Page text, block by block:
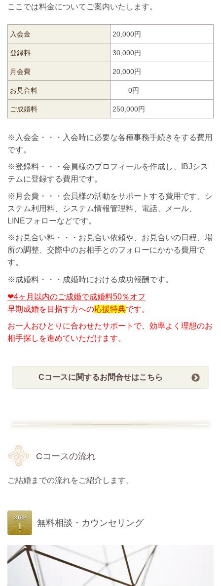
ここでは料金についてご案内いたします。
入会金 20,000円
登録料 30,000円
月会費 20,000円
お見合料 0円
ご成婚料 250,000円
※入会金・・・入会時に必要な各種事務手続きをする費用
です。
※登録料・・・会員様のプロフィールを作成し、IBJシス
テムに登録する費用です。
※月会費・・・会員様の活動をサポートする費用です。シ
ステム利用料、システム情報管理料、電話、メール、
LINEフォローなどです。
※お見合い料・・・お見合い依頼や、お見合いの日程、場
所の調整、交際中のお相手とのフォローにかかる費用で
す。
※成婚料・・・成婚時における成功報酬です。
❤4ヶ月以内のご成婚で成婚料50％オフ
早期成婚を目指す方への応援特典です。
お一人おひとりに合わせたサポートで、効率よく理想のお
相手探しを進めていただけます。
Cコースに関するお問合せはこちら
Cコースの流れ
ご結婚までの流れをご紹介します。
無料相談・カウンセリング